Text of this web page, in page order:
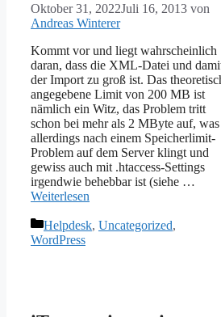
Oktober 31, 2022Juli 16, 2013 von
Andreas Winterer
Kommt vor und liegt wahrscheinlich
daran, dass die XML-Datei und
der Import zu groß ist. Das
angegebene Limit von 200 MB ist
nämlich ein Witz, das Problem tritt
schon bei mehr als 2 MByte auf, was
allerdings nach einem Speicherlimit-
Problem auf dem Server klingt und
gewiss auch mit .htaccess-Settings
irgendwie behebbar ist (siehe …
Weiterlesen
Kategorien
Helpdesk, Uncategorized,
WordPress